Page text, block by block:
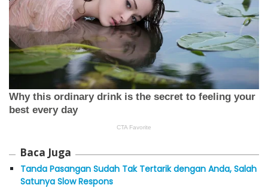
Baca Juga
Tanda Pasangan Sudah Tak Tertarik dengan Anda, Salah
Satunya Slow Respons